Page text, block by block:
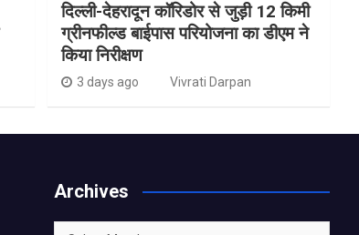
दिल्ली-देहरादून कॉरिडोर से जुड़ी 12 किमी
ग्रीनफील्ड बाईपास परियोजना का डीएम ने
किया निरीक्षण
3 days ago Vivrati Darpan
Archives
Archives